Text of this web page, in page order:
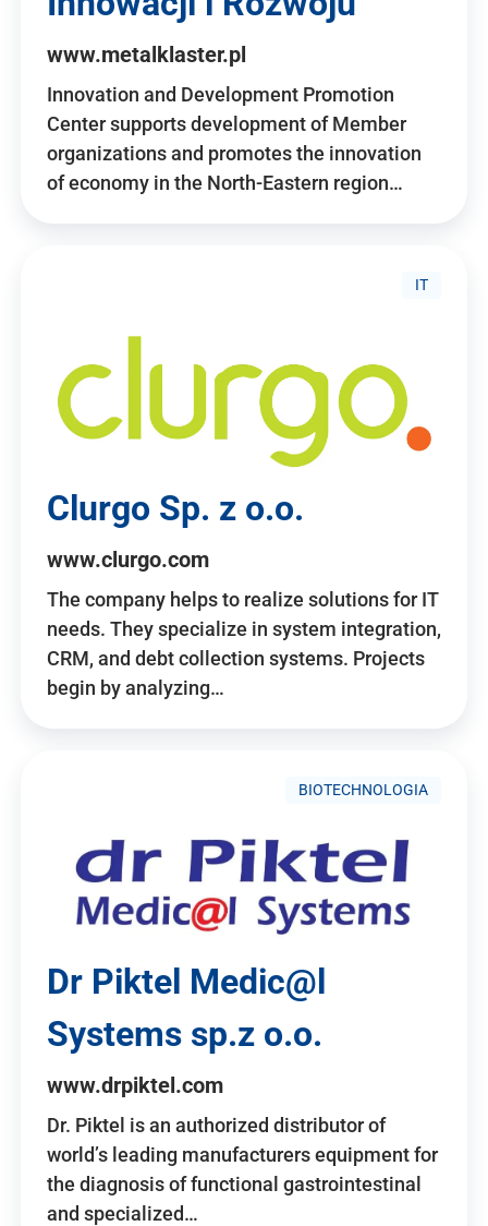
www.metalklaster.pl
Innovation and Development Promotion
Center supports development of Member
organizations and promotes the innovation
of economy in the North-Eastern region…
IT
Clurgo Sp. z o.o.
www.clurgo.com
The company helps to realize solutions for IT
needs. They specialize in system integration,
CRM, and debt collection systems. Projects
begin by analyzing…
BIOTECHNOLOGIA
Dr Piktel Medic@l
Systems sp.z o.o.
www.drpiktel.com
Dr. Piktel is an authorized distributor of
world’s leading manufacturers equipment for
the diagnosis of functional gastrointestinal
and specialized…